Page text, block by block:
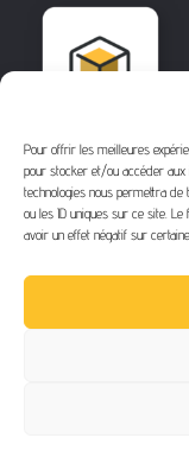
Pour offrir les meilleures
pour stocker et/ou accéder
technologies nous permettra
ou les ID uniques sur ce site.
avoir un effet négatif sur
1112 Bd Fernand
62110 Hénin-
Téléphone: 03 21